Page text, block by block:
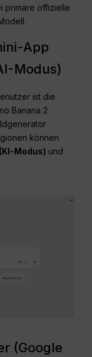
primäre offizielle
App
Modus)
ist die
Banana 2
können
Modus) und
(Google